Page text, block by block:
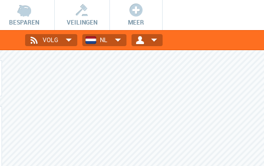
BESPAREN VEILINGEN MEER
NL
VOLG